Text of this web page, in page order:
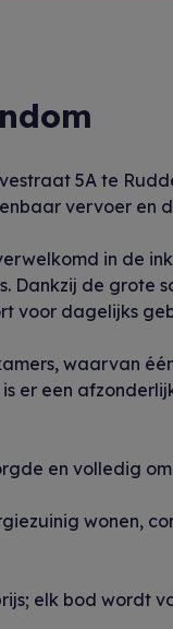
5A te
vervoer en
in de
Dankzij de grote
voor dagelijks
waarvan
er een
en volledig
wonen,
elk bod